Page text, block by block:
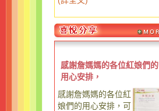
感謝詹媽媽的各位紅娘們的
用心安排，
感謝詹媽媽的各位紅
娘們的用心安排，可